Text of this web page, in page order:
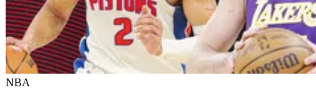
NBA